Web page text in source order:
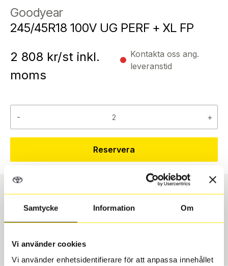
Samtycke Information Om
Vi använder cookies
Vi använder enhetsidentifierare för att anpassa innehållet
Goodyear
245/45R18 100V UG PERF + XL FP
2 808 kr/st inkl.
moms
Kontakta oss ang.
leveranstid
- +
Reservera
Däcktyp Däckstorlek
60036